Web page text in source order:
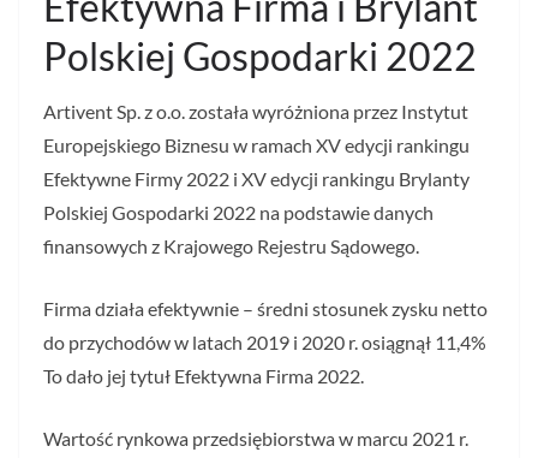
Polskiej Gospodarki 2022
Artivent Sp. z o.o. została wyróżniona przez Instytut
Europejskiego Biznesu w ramach XV edycji rankingu
Efektywne Firmy 2022 i XV edycji rankingu Brylanty
Polskiej Gospodarki 2022 na podstawie danych
finansowych z Krajowego Rejestru Sądowego.
Firma działa efektywnie – średni stosunek zysku netto
do przychodów w latach 2019 i 2020 r. osiągnął 11,4%
To dało jej tytuł Efektywna Firma 2022.
Wartość rynkowa przedsiębiorstwa w marcu 2021 r.